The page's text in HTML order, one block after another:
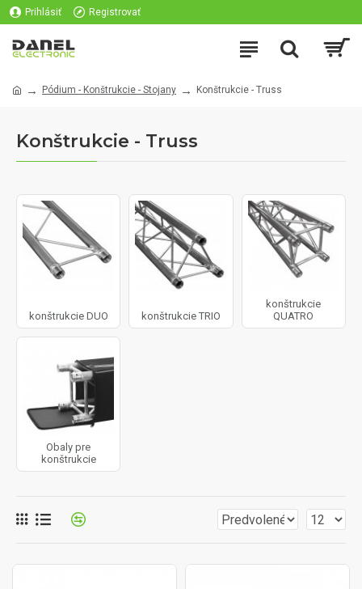
Prihlásiť Registrovať
Pódium - Konštrukcie - Stojany Konštrukcie - Truss
Konštrukcie - Truss
konštrukcie DUO konštrukcie TRIO
konštrukcie
QUATRO
Obaly pre
konštrukcie